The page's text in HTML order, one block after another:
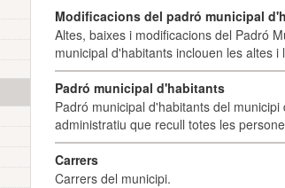
Modificacions del padró municipal
Altes, baixes i modificacions del Padró
municipal d'habitants inclouen les altes
Padró municipal d'habitants
Padró municipal d'habitants del
administratiu que recull totes les
Carrers
Carrers del municipi.